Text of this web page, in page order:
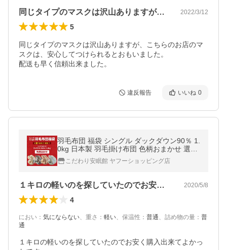
同じタイプのマスクは沢山ありますが、こ… 2022/3/12
5
同じタイプのマスクは沢山ありますが、こちらのお店のマ
スクは、安心してつけられるとおもいました。
配送も早く信頼出来ました。
違反報告 いいね 0
羽毛布団 福袋 シングル ダックダウン90％ 1.
0kg 日本製 羽毛掛け布団 色柄おまかせ 選べ
る暖か掛カバー付きセット set
こだわり安眠館 ヤフーショッピング店
１キロの軽いのを探していたのでお安く購… 2020/5/8
4
におい ： 気にならない、 重さ ： 軽い、 保温性 ： 普通、 詰め物の量 ： 普
通
１キロの軽いのを探していたのでお安く購入出来てよかっ